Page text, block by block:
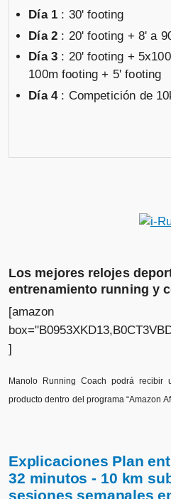
Día 1 : 30' footing
Día 2 : 20' footing + 8' a
Día 3 : 20' footing +
100m footing + 5' footing
Día 4: Competición de
Los mejores relojes
entrenamiento running y
[amazon
]
Manolo Running Coach podrá
producto dentro del programa “Amazon
Explicaciones Plan
32 minutos - 10 km
sesiones semanales